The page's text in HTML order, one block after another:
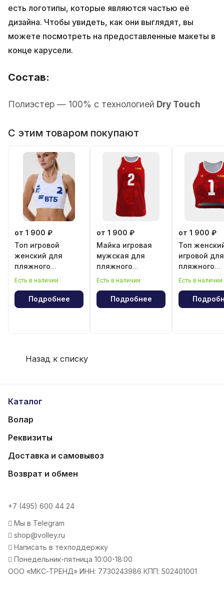
есть логотипы, которые являются частью её
дизайна. Чтобы увидеть, как они выглядят, вы
можете посмотреть на предоставленные макеты в
конце карусели.
Состав:
Полиэстер — 100% с технологией Dry Touch
С этим товаром покупают
от 1 900 ₽
Топ игровой
женский для
пляжного
волейбола
Есть в наличии
Подробнее
от 1 900 ₽
Майка игровая
мужская для
пляжного
волейбола
Гевара"
Есть в наличии
Подробнее
от 1 900 ₽
Топ
игровой для
пляжного
волейбола
Гевара"
Есть в наличии
Назад к списку
Каталог
Волар
Реквизиты
Доставка и самовывоз
Возврат и обмен
+7 (495) 600 44 24
Мы в Telegram
shop@volley.ru
Написать в техподдержку
Понедельник-пятница 10:00-18:00
ООО «МКС-ТРЕНД» ИНН: 7730243986 КПП: 502401001